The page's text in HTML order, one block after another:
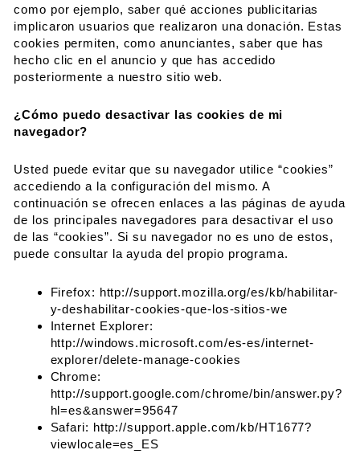
como por ejemplo, saber qué acciones publicitarias
implicaron usuarios que realizaron una donación. Estas
cookies permiten, como anunciantes, saber que has
hecho clic en el anuncio y que has accedido
posteriormente a nuestro sitio web.
¿Cómo puedo desactivar las cookies de mi
navegador?
Usted puede evitar que su navegador utilice “cookies”
accediendo a la configuración del mismo. A
continuación se ofrecen enlaces a las páginas de ayuda
de los principales navegadores para desactivar el uso
de las “cookies”. Si su navegador no es uno de estos,
puede consultar la ayuda del propio programa.
Firefox: http://support.mozilla.org/es/kb/habilitar-
y-deshabilitar-cookies-que-los-sitios-we
Internet Explorer:
http://windows.microsoft.com/es-es/internet-
explorer/delete-manage-cookies
Chrome:
http://support.google.com/chrome/bin/answer.py?
hl=es&answer=95647
Safari: http://support.apple.com/kb/HT1677?
viewlocale=es_ES